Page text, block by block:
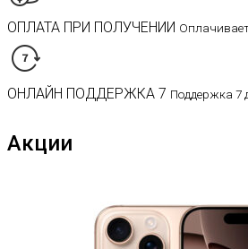
ОПЛАТА ПРИ ПОЛУЧЕНИИ
ОНЛАЙН ПОДДЕРЖКА 7 Поддержка 7
Акции